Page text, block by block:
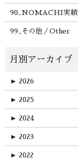
90_NOMACHI実績
99_その他／Other
► 2026
► 2025
► 2024
► 2023
► 2022